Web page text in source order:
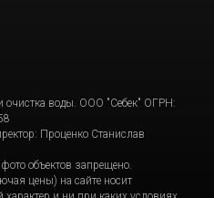
воды. ООО "Себек" ОГРН:
Проценко Станислав
объектов запрещено.
цены) на сайте носит